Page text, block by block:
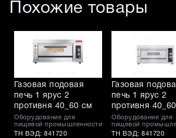
Похожие товары
Газовая подовая
печь 1 ярус 2
противня 40_60 см
Оборудование для
пищевой промышленности
ТН ВЭД: 841720
Газовая
печь 1 ярус 2
противня
Оборудование для
пищевой
ТН ВЭД: 841720